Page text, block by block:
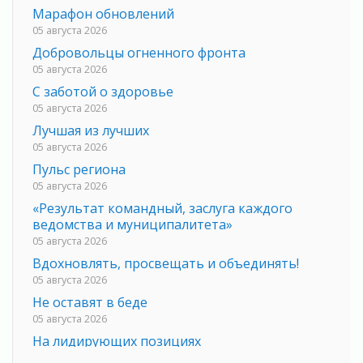
Марафон обновлений
05 августа 2026
Добровольцы огненного фронта
05 августа 2026
С заботой о здоровье
05 августа 2026
Лучшая из лучших
05 августа 2026
Пульс региона
05 августа 2026
«Результат командный, заслуга каждого
ведомства и муниципалитета»
05 августа 2026
Вдохновлять, просвещать и объединять!
05 августа 2026
Не оставят в беде
05 августа 2026
На лидирующих позициях